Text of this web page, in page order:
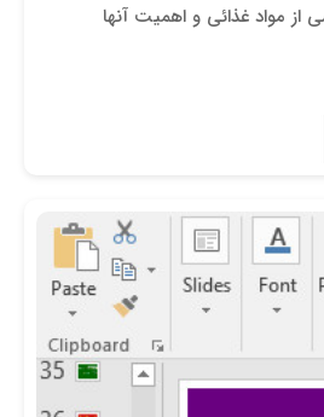
از مواد غذائی و اهمیت آنها